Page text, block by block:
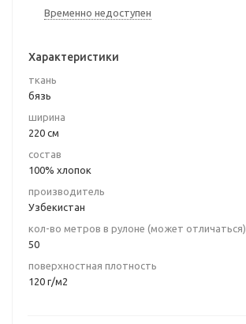
Временно недоступен
Характеристики
ткань
бязь
ширина
220 см
состав
100% хлопок
производитель
Узбекистан
кол-во метров в рулоне (может отличаться)
50
поверхностная плотность
120 г/м2